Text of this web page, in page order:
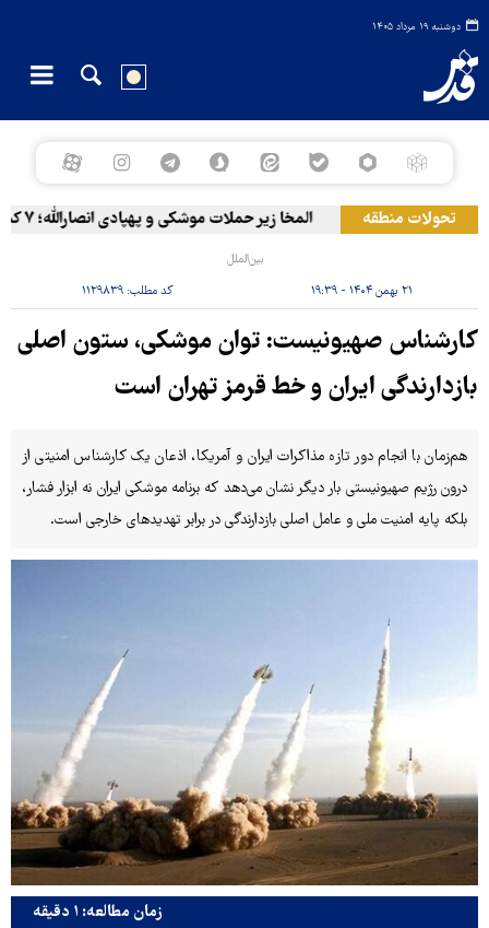
دوشنبه ۱۹ مرداد ۱۴۰۵
تحولات منطقه المخا زیر حملات موشکی و پهپادی انصارالله؛ ۷ کشته و ۳۰ زخمی
بین‌الملل
۲۱ بهمن ۱۴۰۴ - ۱۹:۳۹ کد مطلب: ۱۱۲۹۸۳۹
کارشناس صهیونیست: توان موشکی، ستون اصلی
بازدارندگی ایران و خط قرمز تهران است
هم‌زمان با انجام دور تازه مذاکرات ایران و آمریکا، اذعان یک کارشناس امنیتی از
درون رژیم صهیونیستی بار دیگر نشان می‌دهد که برنامه موشکی ایران نه ابزار فشار،
بلکه پایه امنیت ملی و عامل اصلی بازدارندگی در برابر تهدیدهای خارجی است.
زمان مطالعه: ۱ دقیقه